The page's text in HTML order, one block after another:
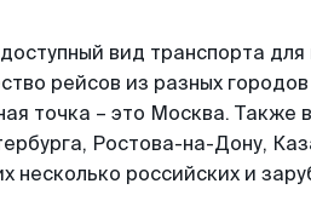
вид транспорта для
рейсов из разных
точка – это Москва. Также
Ростова-на-Дону,
несколько российских и